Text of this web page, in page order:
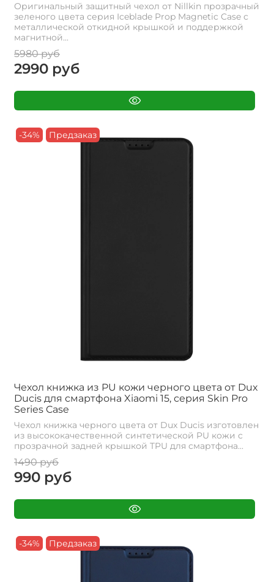
Оригинальный защитный чехол от Nillkin прозрачный
зеленого цвета серия Iceblade Prop Magnetic Case с
металлической откидной крышкой и поддержкой
магнитной...
5980 руб
2990 руб
-34% Предзаказ
Чехол книжка из PU кожи черного цвета от Dux
Ducis для смартфона Xiaomi 15, серия Skin Pro
Series Case
Чехол книжка черного цвета от Dux Ducis изготовлен
из высококачественной синтетической PU кожи с
прозрачной задней крышкой TPU для смартфона...
1490 руб
990 руб
-34% Предзаказ